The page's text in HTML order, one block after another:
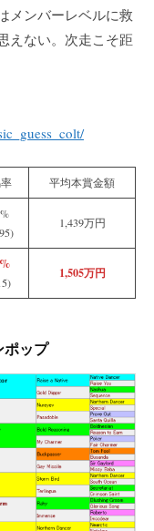
メンバーレベルに救
えない。次走こそ距
平均本賞金額
1,439万円
1,505万円
ポップ